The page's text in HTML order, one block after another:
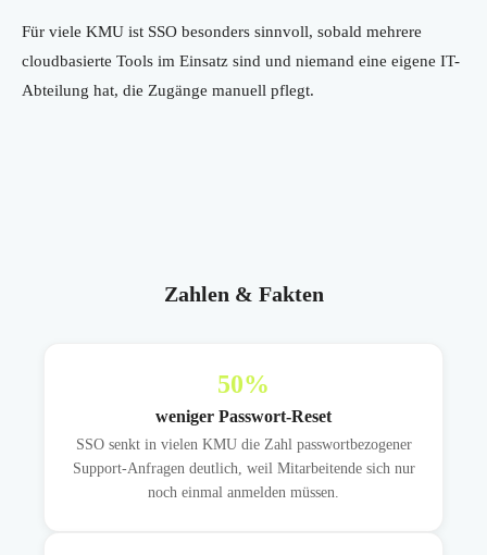
Für viele KMU ist SSO besonders sinnvoll, sobald mehrere
cloudbasierte Tools im Einsatz sind und niemand eine eigene IT-
Abteilung hat, die Zugänge manuell pflegt.
Zahlen & Fakten
50%
weniger Passwort-Reset
SSO senkt in vielen KMU die Zahl passwortbezogener
Support-Anfragen deutlich, weil Mitarbeitende sich nur
noch einmal anmelden müssen.